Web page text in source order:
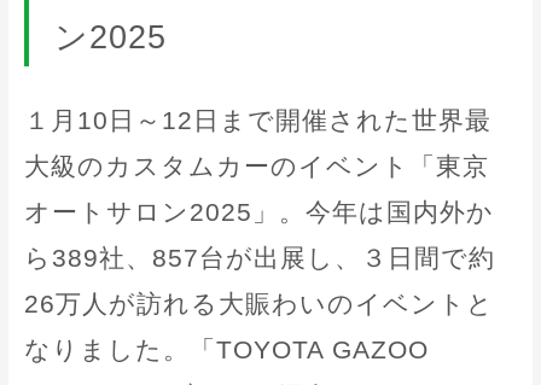
ン2025
１月10日～12日まで開催された世界最
大級のカスタムカーのイベント「東京
オートサロン2025」。今年は国内外か
ら389社、857台が出展し、３日間で約
26万人が訪れる大賑わいのイベントと
なりました。「TOYOTA GAZOO